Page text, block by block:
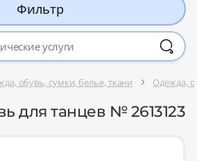
Фильтр
обувь, сумки, белье, ткани Одежда,
для танцев № 2613123